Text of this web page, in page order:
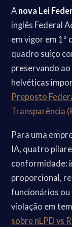
A nova Lei
inglês Federal
em vigor em 1º
quadro suíço
preservando
helvéticas
Preposto
Transparência
Para uma
IA, quatro
conformidade:
proporcional,
funcionários
violação em
sobre nLPD vs